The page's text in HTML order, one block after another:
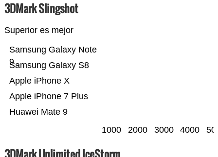
3DMark Slingshot
Superior es mejor
Huawei Mate 9
Apple iPhone 7 Plus
Apple iPhone X
Samsung Galaxy S8
Samsung Galaxy Note
9
1000 2000 3000 4000